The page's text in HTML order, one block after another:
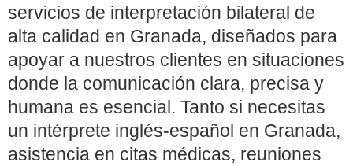
servicios de interpretación bilateral de
alta calidad en Granada, diseñados para
apoyar a nuestros clientes en situaciones
donde la comunicación clara, precisa y
humana es esencial. Tanto si necesitas
un intérprete inglés-español en Granada,
asistencia en citas médicas, reuniones